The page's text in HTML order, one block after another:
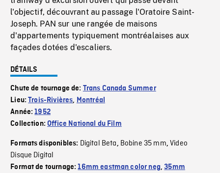
l'objectif, découvrant au passage l'Oratoire Saint-
Joseph. PAN sur une rangée de maisons
d'appartements typiquement montréalaises aux
façades dotées d'escaliers.
DÉTAILS
Chute de tournage de: Trans Canada Summer
Lieu:Trois-Rivières, Montréal
Année:1952
Collection:Office National du Film
Formats disponibles: Digital Beta, Bobine 35 mm,Video
Disque Digital
Format de tournage:16mm eastman color neg,35mm